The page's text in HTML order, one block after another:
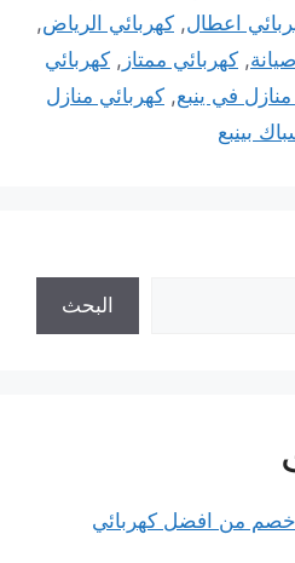
اعطال, كهربائي الرياض,
, كهربائي ممتاز , كهربائي
في ينبع, كهربائي منازل
بينبع
البحث
حدائق منزلية 26% خصم من افضل كهربائي